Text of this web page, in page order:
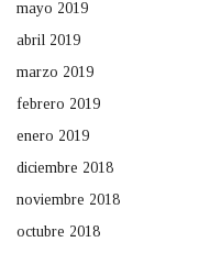
mayo 2019
abril 2019
marzo 2019
febrero 2019
enero 2019
diciembre 2018
noviembre 2018
octubre 2018